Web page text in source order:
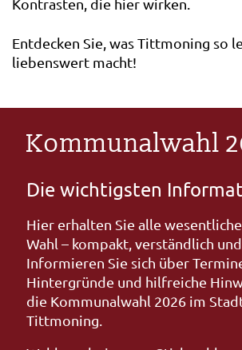
Kontrasten, die hier wirken.
Entdecken Sie, was Tittmoning so
liebenswert macht!
Kommunalwahl
Die wichtigsten
Hier erhalten Sie alle
Wahl – kompakt, verständlich und
Informieren Sie sich über
Hintergründe und hilfreiche
die Kommunalwahl 2026 im
Tittmoning.